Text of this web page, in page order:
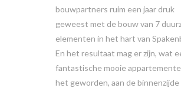
bouwpartners ruim een jaar druk
geweest met de bouw van 7
elementen in het hart van
En het resultaat mag er zijn, wat
fantastische mooie
het geworden, aan de binnenzijde